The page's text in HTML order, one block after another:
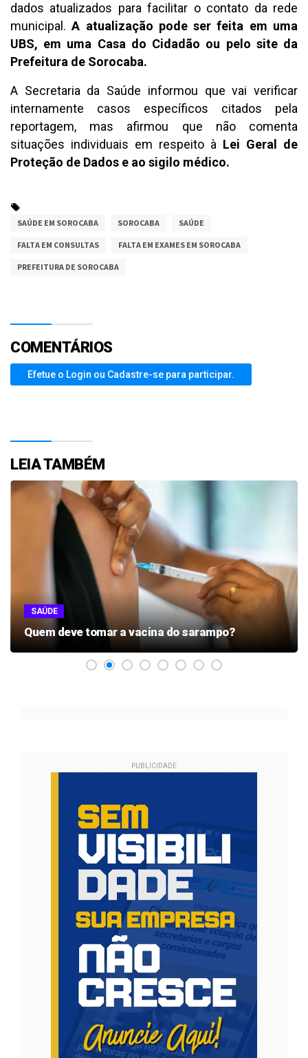
dados atualizados para facilitar o contato da rede
municipal.A atualização pode ser feita em uma
UBS, em uma Casa do Cidadão ou pelo site da
Prefeitura de Sorocaba.
A Secretaria da Saúde informou que vai verificar
internamente casos específicos citados pela
reportagem, mas afirmou que não comenta
situações individuais em respeito à Lei Geral de
Proteção de Dados e ao sigilo médico.
SAÚDE EM SOROCABA SOROCABA SAÚDE
FALTA EM CONSULTAS FALTA EM EXAMES EM SOROCABA
PREFEITURA DE SOROCABA
COMENTÁRIOS
Efetue o Login ou Cadastre-se para participar.
LEIA TAMBÉM
SAÚDE
Quem deve tomar a vacina do sarampo?
PUBLICIDADE